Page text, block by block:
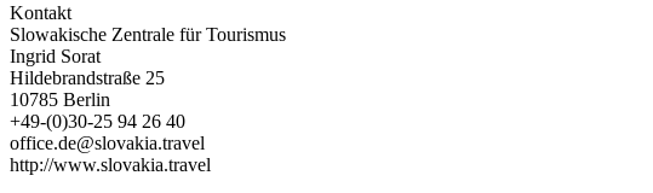
Kontakt
Slowakische Zentrale für Tourismus
Ingrid Sorat
Hildebrandstraße 25
10785 Berlin
+49-(0)30-25 94 26 40
office.de@slovakia.travel
http://www.slovakia.travel